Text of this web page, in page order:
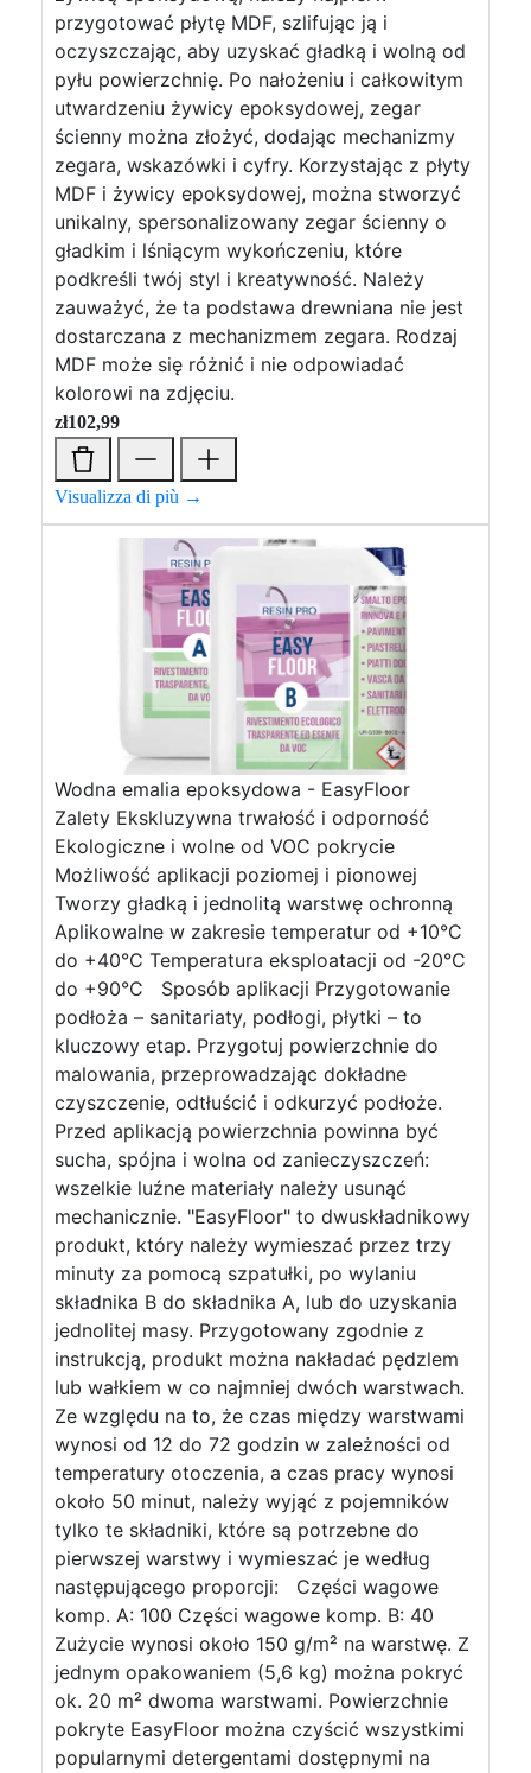
przygotować płytę MDF, szlifując ją i
oczyszczając, aby uzyskać gładką i wolną od
pyłu powierzchnię. Po nałożeniu i całkowitym
utwardzeniu żywicy epoksydowej, zegar
ścienny można złożyć, dodając mechanizmy
zegara, wskazówki i cyfry. Korzystając z płyty
MDF i żywicy epoksydowej, można stworzyć
unikalny, spersonalizowany zegar ścienny o
gładkim i lśniącym wykończeniu, które
podkreśli twój styl i kreatywność. Należy
zauważyć, że ta podstawa drewniana nie jest
dostarczana z mechanizmem zegara. Rodzaj
MDF może się różnić i nie odpowiadać
kolorowi na zdjęciu.
zł102,99
Visualizza di più →
Wodna emalia epoksydowa - EasyFloor
Zalety Ekskluzywna trwałość i odporność
Ekologiczne i wolne od VOC pokrycie
Możliwość aplikacji poziomej i pionowej
Tworzy gładką i jednolitą warstwę ochronną
Aplikowalne w zakresie temperatur od +10°C
do +40°C Temperatura eksploatacji od -20°C
do +90°C Sposób aplikacji Przygotowanie
podłoża – sanitariaty, podłogi, płytki – to
kluczowy etap. Przygotuj powierzchnie do
malowania, przeprowadzając dokładne
czyszczenie, odtłuścić i odkurzyć podłoże.
Przed aplikacją powierzchnia powinna być
sucha, spójna i wolna od zanieczyszczeń:
wszelkie luźne materiały należy usunąć
mechanicznie. "EasyFloor" to dwuskładnikowy
produkt, który należy wymieszać przez trzy
minuty za pomocą szpatułki, po wylaniu
składnika B do składnika A, lub do uzyskania
jednolitej masy. Przygotowany zgodnie z
instrukcją, produkt można nakładać pędzlem
lub wałkiem w co najmniej dwóch warstwach.
Ze względu na to, że czas między warstwami
wynosi od 12 do 72 godzin w zależności od
temperatury otoczenia, a czas pracy wynosi
około 50 minut, należy wyjąć z pojemników
tylko te składniki, które są potrzebne do
pierwszej warstwy i wymieszać je według
następującego proporcji: Części wagowe
komp. A: 100 Części wagowe komp. B: 40
Zużycie wynosi około 150 g/m² na warstwę. Z
jednym opakowaniem (5,6 kg) można pokryć
ok. 20 m² dwoma warstwami. Powierzchnie
pokryte EasyFloor można czyścić wszystkimi
popularnymi detergentami dostępnymi na